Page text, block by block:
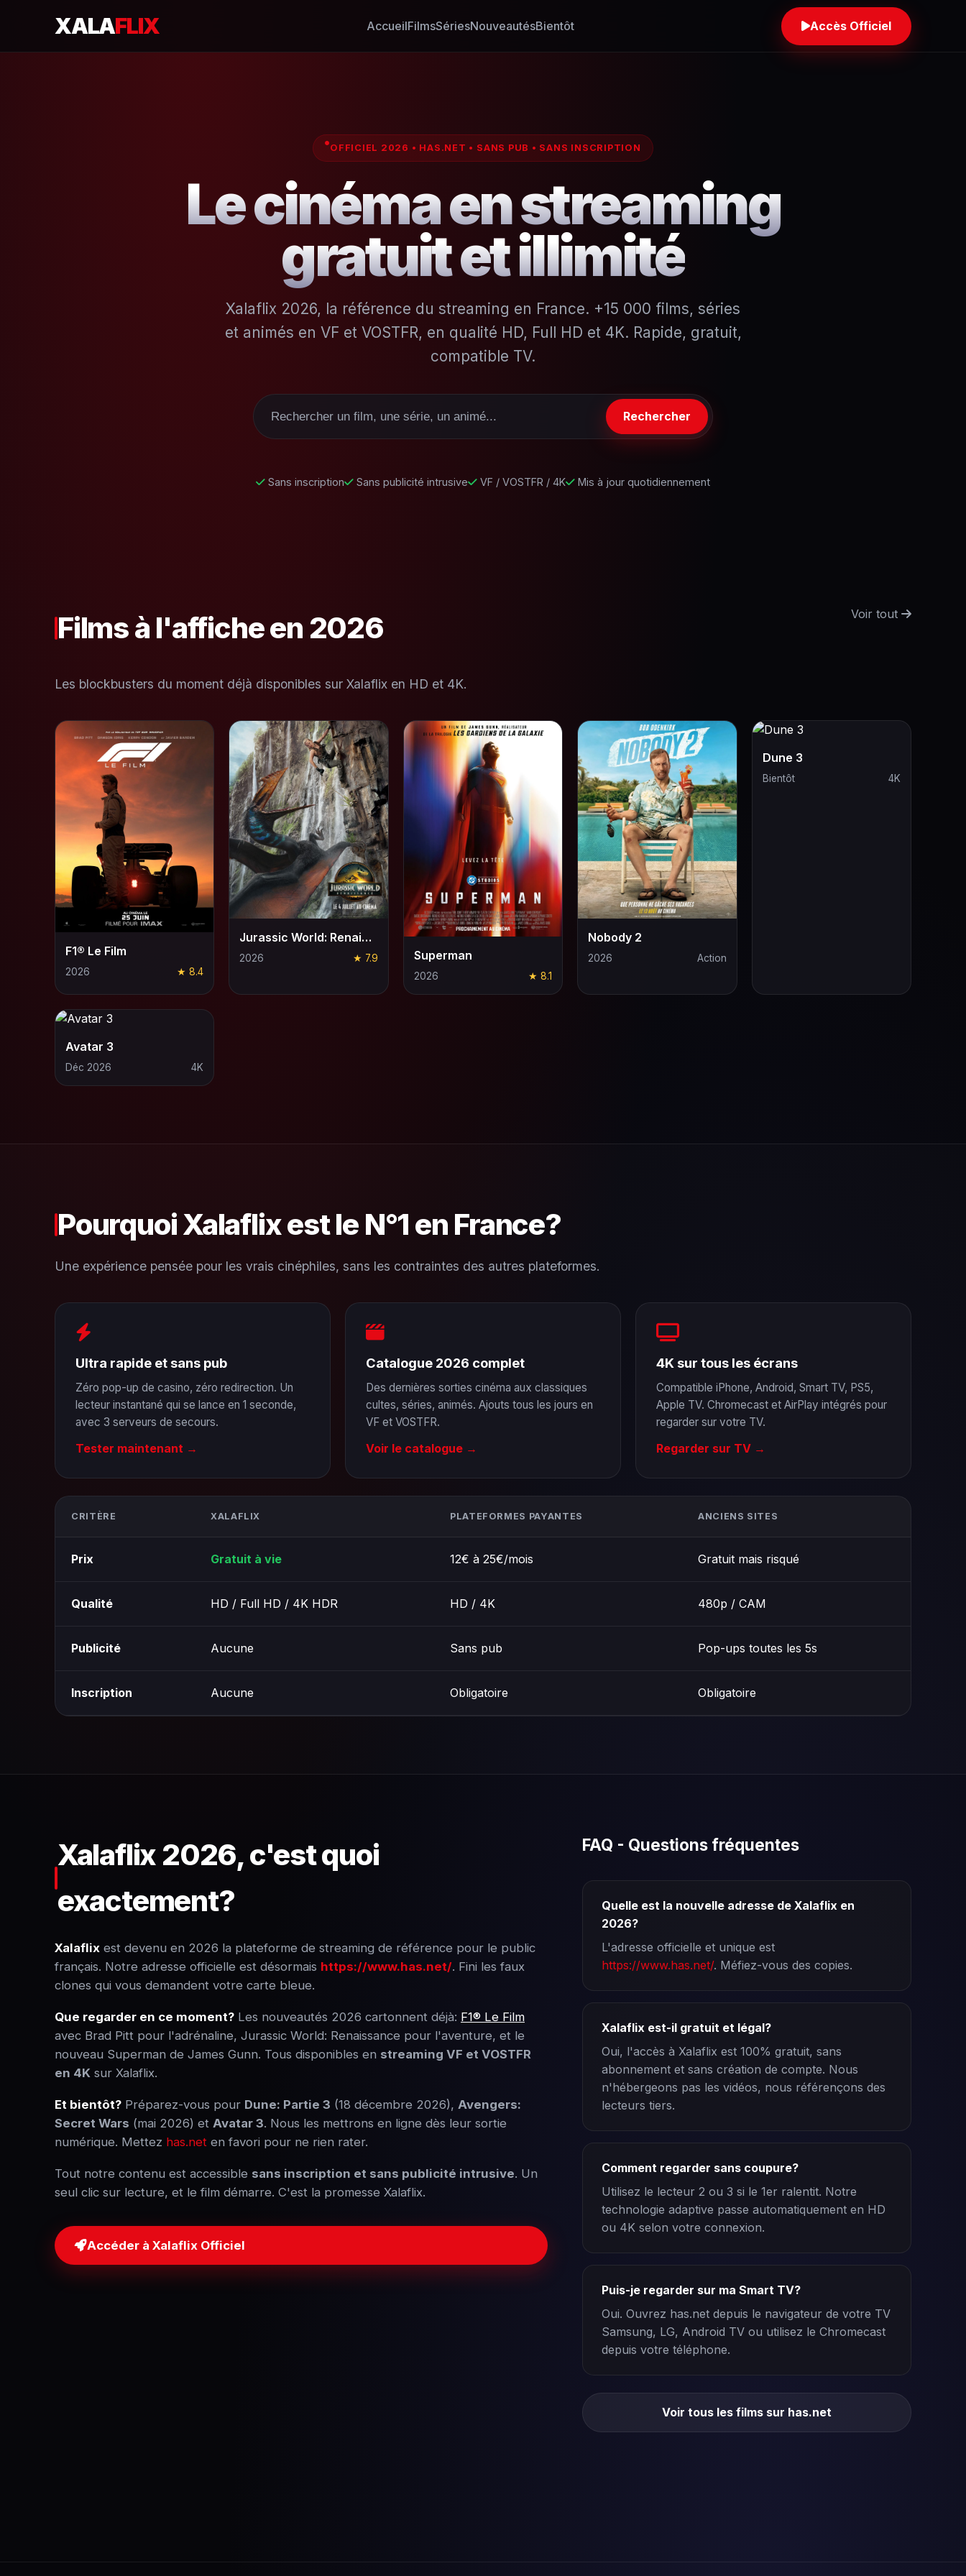
XALAFLIX AccueilFilmsSériesNouveautésBientôt Accès Officiel
OFFICIEL 2026 • HAS.NET • SANS PUB • SANS INSCRIPTION
Le cinéma en streaming
gratuit et illimité
Xalaflix 2026, la référence du streaming en France. +15 000 films, séries
et animés en VF et VOSTFR, en qualité HD, Full HD et 4K. Rapide, gratuit,
compatible TV.
Rechercher
Sans inscription Sans publicité intrusive VF / VOSTFR / 4K Mis à jour quotidiennement
Films à l'affiche en 2026 Voir tout
Les blockbusters du moment déjà disponibles sur Xalaflix en HD et 4K.
F1® Le Film
2026 ★ 8.4
Jurassic World: Renaissance
2026 ★ 7.9 Superman
2026 ★ 8.1
Nobody 2
2026 Action
Dune 3
Bientôt 4K
Avatar 3
Déc 2026 4K
Pourquoi Xalaflix est le N°1 en France?
Une expérience pensée pour les vrais cinéphiles, sans les contraintes des autres plateformes.
Ultra rapide et sans pub
Zéro pop-up de casino, zéro redirection. Un
lecteur instantané qui se lance en 1 seconde,
avec 3 serveurs de secours.
Tester maintenant →
Catalogue 2026 complet
Des dernières sorties cinéma aux classiques
cultes, séries, animés. Ajouts tous les jours en
VF et VOSTFR.
Voir le catalogue →
4K sur tous les écrans
Compatible iPhone, Android, Smart TV, PS5,
Apple TV. Chromecast et AirPlay intégrés pour
regarder sur votre TV.
Regarder sur TV →
CRITÈRE XALAFLIX PLATEFORMES PAYANTES ANCIENS SITES
Prix Gratuit à vie 12€ à 25€/mois Gratuit mais risqué
Qualité HD / Full HD / 4K HDR HD / 4K 480p / CAM
Publicité Aucune Sans pub Pop-ups toutes les 5s
Inscription Aucune Obligatoire Obligatoire
Xalaflix 2026, c'est quoi
exactement?
Xalaflix est devenu en 2026 la plateforme de streaming de référence pour le public
français. Notre adresse officielle est désormais https://www.has.net/. Fini les faux
clones qui vous demandent votre carte bleue.
Que regarder en ce moment? Les nouveautés 2026 cartonnent déjà: F1® Le Film
avec Brad Pitt pour l'adrénaline, Jurassic World: Renaissance pour l'aventure, et le
nouveau Superman de James Gunn. Tous disponibles en streaming VF et VOSTFR
en 4K sur Xalaflix.
Et bientôt? Préparez-vous pour Dune: Partie 3 (18 décembre 2026), Avengers:
Secret Wars (mai 2026) et Avatar 3. Nous les mettrons en ligne dès leur sortie
numérique. Mettez has.net en favori pour ne rien rater.
Tout notre contenu est accessible sans inscription et sans publicité intrusive. Un
seul clic sur lecture, et le film démarre. C'est la promesse Xalaflix.
Accéder à Xalaflix Officiel
FAQ - Questions fréquentes
Quelle est la nouvelle adresse de Xalaflix en
2026?
L'adresse officielle et unique est
https://www.has.net/. Méfiez-vous des copies.
Xalaflix est-il gratuit et légal?
Oui, l'accès à Xalaflix est 100% gratuit, sans
abonnement et sans création de compte. Nous
n'hébergeons pas les vidéos, nous référençons des
lecteurs tiers.
Comment regarder sans coupure?
Utilisez le lecteur 2 ou 3 si le 1er ralentit. Notre
technologie adaptive passe automatiquement en HD
ou 4K selon votre connexion.
Puis-je regarder sur ma Smart TV?
Oui. Ouvrez has.net depuis le navigateur de votre TV
Samsung, LG, Android TV ou utilisez le Chromecast
depuis votre téléphone.
Voir tous les films sur has.net